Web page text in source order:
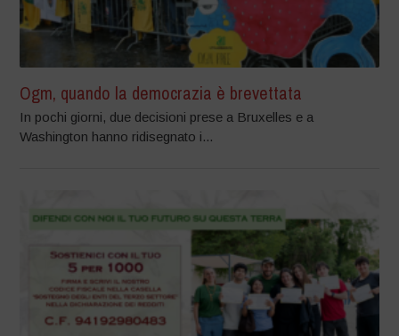
Ogm, quando la democrazia è brevettata
In pochi giorni, due decisioni prese a Bruxelles e a
Washington hanno ridisegnato i...